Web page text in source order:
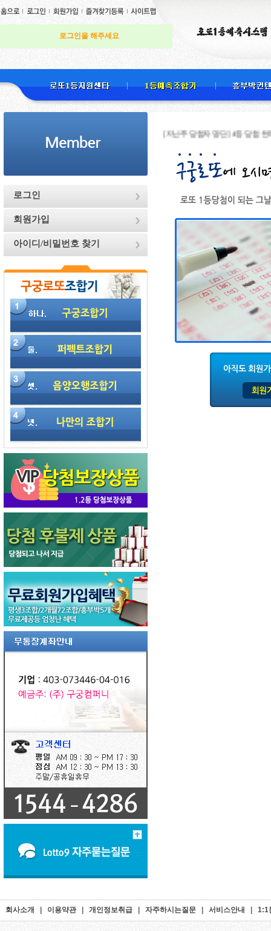
로그인을 해주세요
로그인
회원가입
아이디/비밀번호 찾기
[지난주 당첨자 명단] 4등 당첨 천하
회사소개 이용약관| 개인정보취급 자주하시는질문 서비스안내 1:1